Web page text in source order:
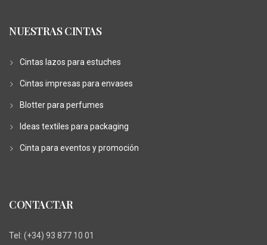
NUESTRAS CINTAS
Cintas lazos para estuches
Cintas impresas para envases
Blotter para perfumes
Ideas textiles para packaging
Cinta para eventos y promoción
CONTACTAR
Tel: (+34) 93 877 10 01